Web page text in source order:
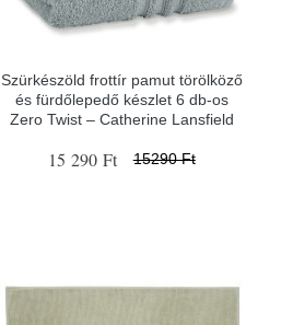
Szürkészöld frottír pamut törölköző
és fürdőlepedő készlet 6 db-os
Zero Twist – Catherine Lansfield
15 290 Ft 15290 Ft